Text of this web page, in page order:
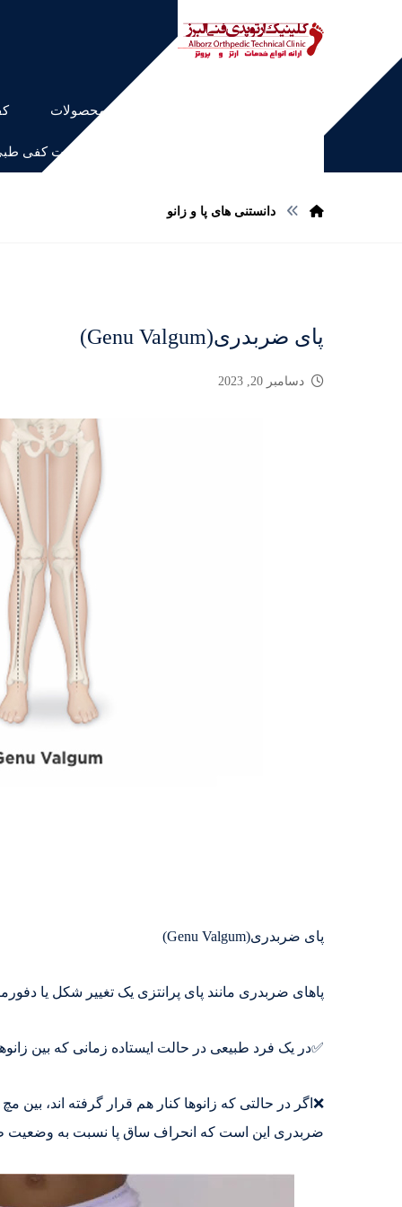
محصولات
اسکن کف پا و ساخت کفی
دانستنی های پا و زانو
پای ضربدری(Genu Valgum)
دسامبر 20, 2023
پای ضربدری(Genu Valgum)
پاهای ضربدری مانند پای پرانتزی یک تغییر شکل یا
✅در یک فرد طبیعی در حالت ایستاده زمانی که بین
❌اگر در حالتی که زانوها کنار هم قرار گرفته اند،
ضربدری این است که انحراف ساق پا نسبت به وضعیت